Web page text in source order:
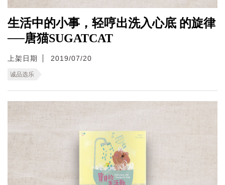
生活中的小事，轻哼出洗入心底 的旋律
──唐猫SUGATCAT
上架日期 2019/07/20
诚品选乐